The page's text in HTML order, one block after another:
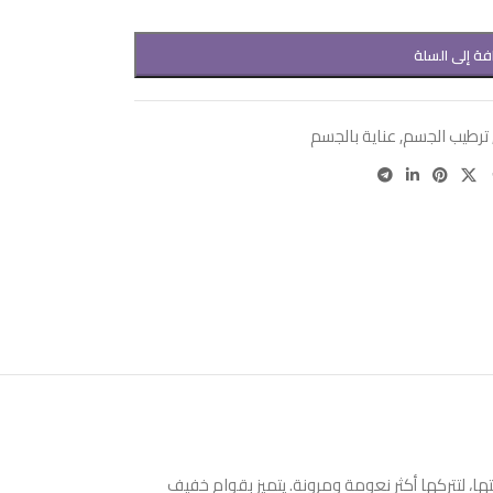
إلى السلة
ترطيب الجسم,عناية بالجسم
لتتركها أكثر نعومة ومرونة. يتميز بقوام خفيف